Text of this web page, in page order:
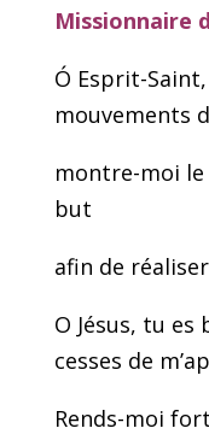
Missionnaire
Ó Esprit-Saint,
mouvements
montre-moi le
but
afin de réaliser
O Jésus, tu
cesses de
Rends-moi